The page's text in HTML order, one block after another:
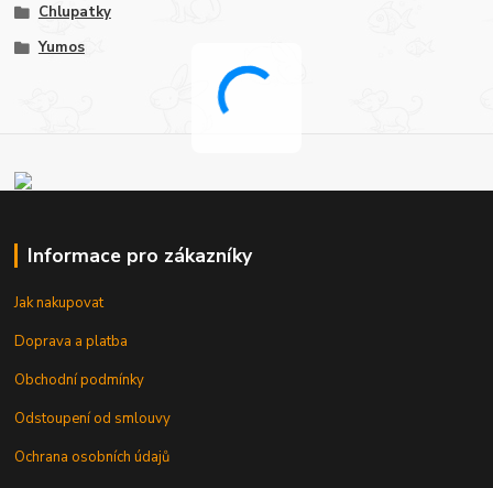
Chlupatky
Yumos
Informace pro zákazníky
Jak nakupovat
Doprava a platba
Obchodní podmínky
Odstoupení od smlouvy
Ochrana osobních údajů